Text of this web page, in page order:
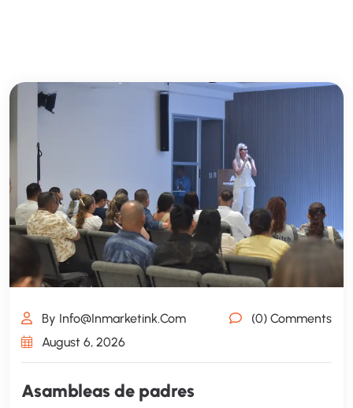
By Info@inmarketink.com
(0) Comments
August 6, 2026
Asambleas de padres